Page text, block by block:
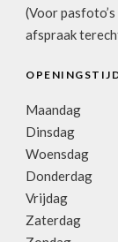
(Voor
afspraak
Maandag
Dinsdag
Woensdag
Donderdag
Vrijdag
Zaterdag